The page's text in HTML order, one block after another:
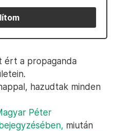
ért a propaganda
hazudtak minden
Péter
miután